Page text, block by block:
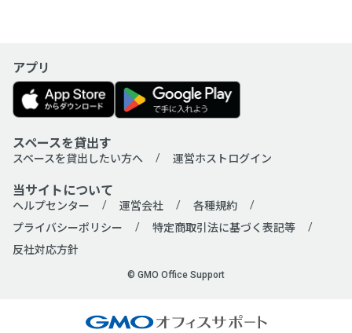
アプリ
スペースを貸出す
スペースを貸出したい方へ 運営ホストログイン
当サイトについて
ヘルプセンター 運営会社
各種規約
プライバシーポリシー
特定商取引法に基づく表記等
反社対応方針
© GMO Office Support